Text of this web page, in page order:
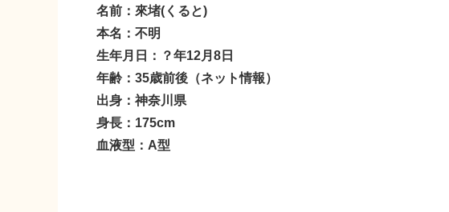
名前：來堵(くると)
本名：不明
生年月日：？年12月8日
年齢：35歳前後（ネット情報）
出身：神奈川県
身長：175cm
血液型：A型